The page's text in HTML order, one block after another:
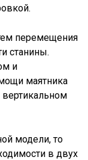
перемещения
станины.
и
маятника
модели, то
в двух